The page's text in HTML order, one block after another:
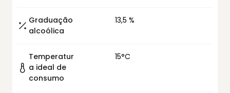
Graduação
alcoólica
13,5 %
Temperatur
a ideal de
consumo
15°C